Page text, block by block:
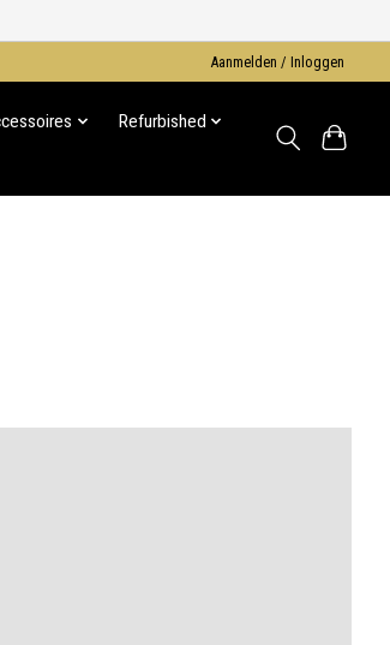
Aanmelden / Inloggen
Refurbished